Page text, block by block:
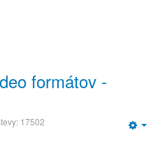
formátov -
17502